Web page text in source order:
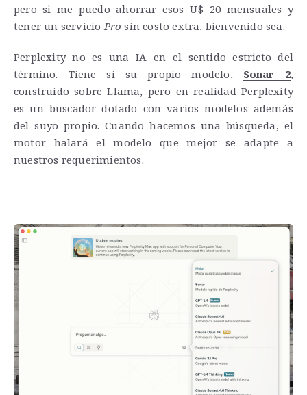
pero si me puedo ahorrar esos U$ 20 mensuales y
tener un servicioPro sin costo extra, bienvenido sea.
Perplexity no es una IA en el sentido estricto del
término. Tiene sí su propio modelo, Sonar 2,
construido sobre Llama, pero en realidad Perplexity
es un buscador dotado con varios modelos además
del suyo propio. Cuando hacemos una búsqueda, el
motor halará el modelo que mejor se adapte a
nuestros requerimientos.